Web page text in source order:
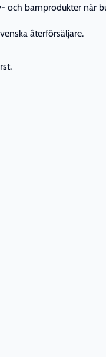
barnprodukter när
återförsäljare.